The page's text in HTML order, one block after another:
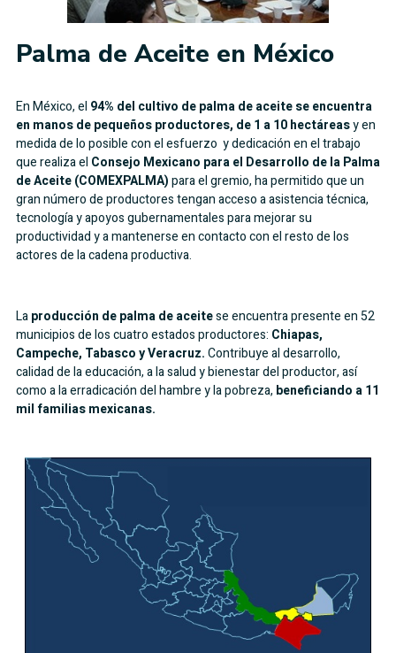
Palma de Aceite en México
En México, el 94% del cultivo de palma de aceite se encuentra
en manos de pequeños productores, de 1 a 10 hectáreasy en
medida de lo posible con el esfuerzo y dedicación en el trabajo
que realiza el Consejo Mexicano para el Desarrollo de la Palma
de Aceite (COMEXPALMA)para el gremio, ha permitido que un
gran número de productores tengan acceso a asistencia técnica,
tecnología y apoyos gubernamentales para mejorar su
productividad y a mantenerse en contacto con el resto de los
actores de la cadena productiva.
Laproducción de palma de aceitese encuentra presente en 52
municipios de los cuatro estados productores: Chiapas,
Campeche, Tabasco yVeracruz.Contribuye al desarrollo,
calidad de la educación, a la salud y bienestar del productor, así
como a la erradicación del hambre y la pobreza, beneficiando a 11
mil familias mexicanas.